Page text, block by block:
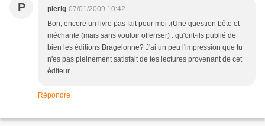
P pierig 07/01/2009 10:42
Bon, encore un livre pas fait pour moi :(Une question bête et
méchante (mais sans vouloir offenser) : qu'ont-ils publié de
bien les éditions Bragelonne? J'ai un peu l'impression que tu
n'es pas pleinement satisfait de tes lectures provenant de cet
éditeur ...
Répondre